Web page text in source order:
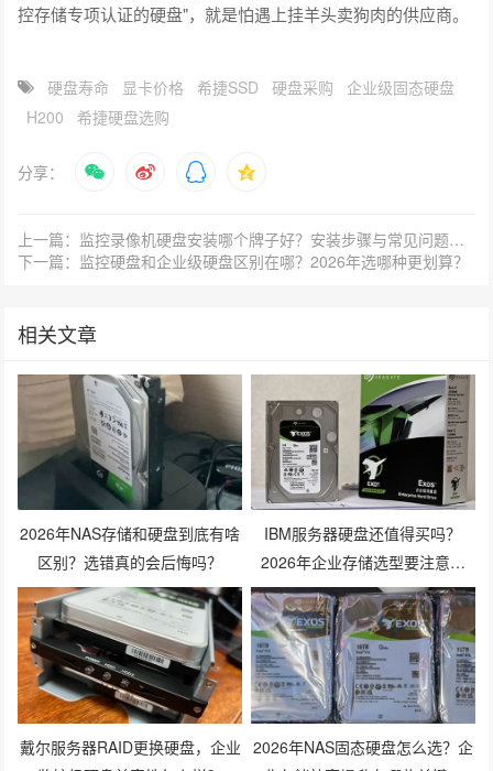
控存储专项认证的硬盘"，就是怕遇上挂羊头卖狗肉的供应商。
硬盘寿命 显卡价格 希捷SSD 硬盘采购
企业级固态硬盘
H200
希捷硬盘选购
分享：
上一篇：监控录像机硬盘安装哪个牌子好？安装步骤与常见问题有哪些？
下一篇：监控硬盘和企业级硬盘区别在哪？2026年选哪种更划算？
相关文章
2026年NAS存储和硬盘到底有啥
区别？选错真的会后悔吗？
IBM服务器硬盘还值得买吗？
2026年企业存储选型要注意什
么？
戴尔服务器RAID更换硬盘，企业 2026年NAS固态硬盘怎么选？企